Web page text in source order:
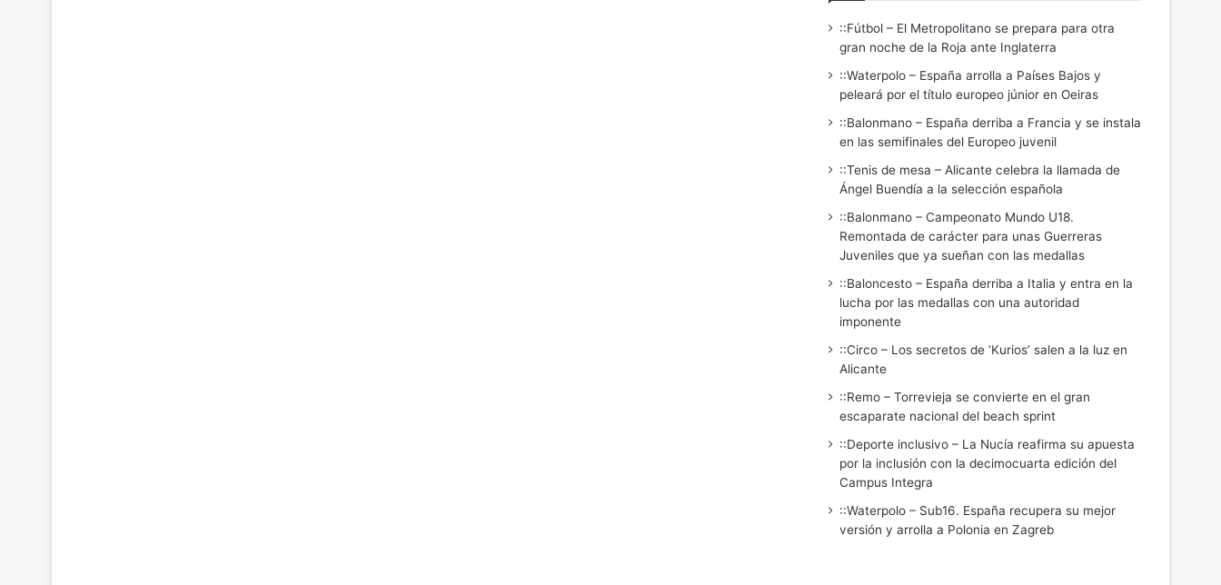
::Fútbol – El Metropolitano se prepara para otra
gran noche de la Roja ante Inglaterra
::Waterpolo – España arrolla a Países Bajos y
peleará por el título europeo júnior en Oeiras
::Balonmano – España derriba a Francia y se instala
en las semifinales del Europeo juvenil
::Tenis de mesa – Alicante celebra la llamada de
Ángel Buendía a la selección española
::Balonmano – Campeonato Mundo U18.
Remontada de carácter para unas Guerreras
Juveniles que ya sueñan con las medallas
::Baloncesto – España derriba a Italia y entra en la
lucha por las medallas con una autoridad
imponente
::Circo – Los secretos de ‘Kurios’ salen a la luz en
Alicante
::Remo – Torrevieja se convierte en el gran
escaparate nacional del beach sprint
::Deporte inclusivo – La Nucía reafirma su apuesta
por la inclusión con la decimocuarta edición del
Campus Integra
::Waterpolo – Sub16. España recupera su mejor
versión y arrolla a Polonia en Zagreb